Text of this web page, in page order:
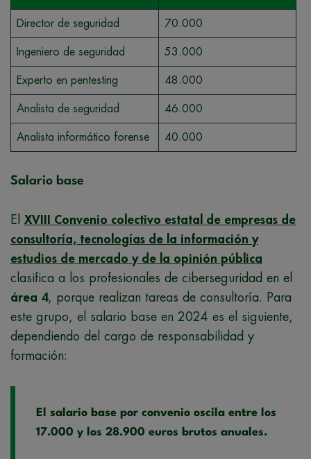
Director de seguridad 70.000
Ingeniero de seguridad 53.000
Experto en pentesting 48.000
Analista de seguridad 46.000
Analista informático forense 40.000
Salario base
El XVIII Convenio colectivo estatal de empresas de
consultoría, tecnologías de la información y
estudios de mercado y de la opinión pública
clasifica a los profesionales de ciberseguridad en el
área 4, porque realizan tareas de consultoría. Para
este grupo, el salario base en 2024 es el siguiente,
dependiendo del cargo de responsabilidad y
formación:
El salario base por convenio oscila entre los
17.000 y los 28.900 euros brutos anuales.